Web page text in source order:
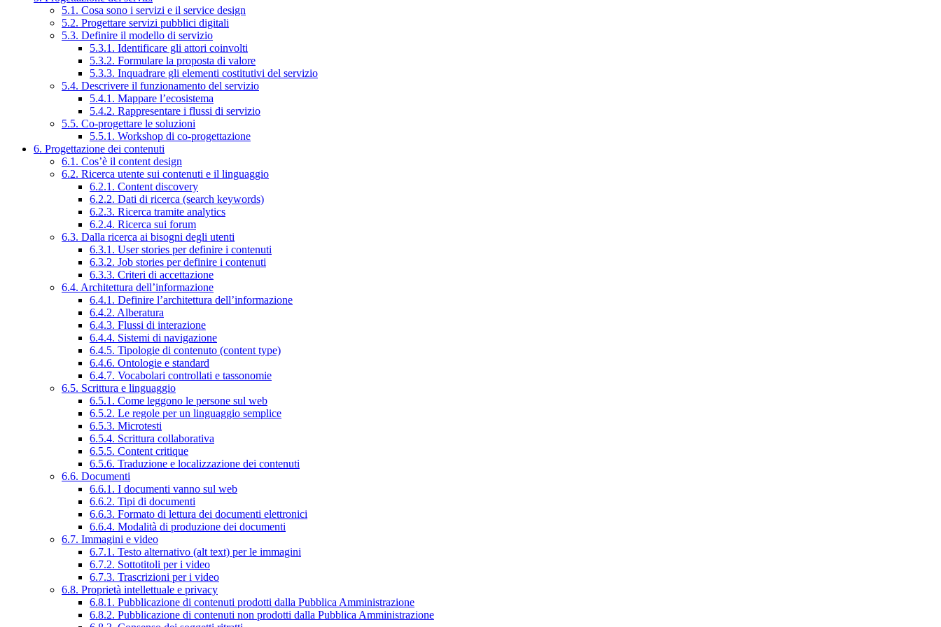
5.1. Cosa sono i servizi e il service design
5.2. Progettare servizi pubblici digitali
5.3. Definire il modello di servizio
5.3.1. Identificare gli attori coinvolti
5.3.2. Formulare la proposta di valore
5.3.3. Inquadrare gli elementi costitutivi del servizio
5.4. Descrivere il funzionamento del servizio
5.4.1. Mappare l’ecosistema
5.4.2. Rappresentare i flussi di servizio
5.5. Co-progettare le soluzioni
5.5.1. Workshop di co-progettazione
6. Progettazione dei contenuti
6.1. Cos’è il content design
6.2. Ricerca utente sui contenuti e il linguaggio
6.2.1. Content discovery
6.2.2. Dati di ricerca (search keywords)
6.2.3. Ricerca tramite analytics
6.2.4. Ricerca sui forum
6.3. Dalla ricerca ai bisogni degli utenti
6.3.1. User stories per definire i contenuti
6.3.2. Job stories per definire i contenuti
6.3.3. Criteri di accettazione
6.4. Architettura dell’informazione
6.4.1. Definire l’architettura dell’informazione
6.4.2. Alberatura
6.4.3. Flussi di interazione
6.4.4. Sistemi di navigazione
6.4.5. Tipologie di contenuto (content type)
6.4.6. Ontologie e standard
6.4.7. Vocabolari controllati e tassonomie
6.5. Scrittura e linguaggio
6.5.1. Come leggono le persone sul web
6.5.2. Le regole per un linguaggio semplice
6.5.3. Microtesti
6.5.4. Scrittura collaborativa
6.5.5. Content critique
6.5.6. Traduzione e localizzazione dei contenuti
6.6. Documenti
6.6.1. I documenti vanno sul web
6.6.2. Tipi di documenti
6.6.3. Formato di lettura dei documenti elettronici
6.6.4. Modalità di produzione dei documenti
6.7. Immagini e video
6.7.1. Testo alternativo (alt text) per le immagini
6.7.2. Sottotitoli per i video
6.7.3. Trascrizioni per i video
6.8. Proprietà intellettuale e privacy
6.8.1. Pubblicazione di contenuti prodotti dalla Pubblica Amministrazione
6.8.2. Pubblicazione di contenuti non prodotti dalla Pubblica Amministrazione